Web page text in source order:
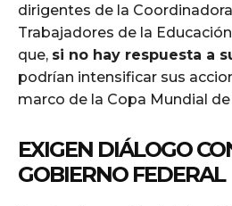
dirigentes de la
Trabajadores de la
que, si no hay respuesta a
podrían intensificar sus
marco de la Copa Mundial de
EXIGEN DIÁLOGO
GOBIERNO FEDERAL